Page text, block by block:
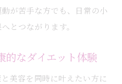
が苦手な方でも、日常の小
とつながります。
的なダイエット体験
美容を同時に叶えたい方に